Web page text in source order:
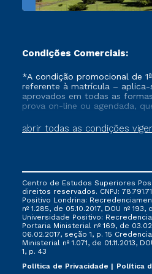
Condições Comerciais:
abrir todas as condições
*A condição promocional de
referente à matrícula – aplica-
aprovados em todas as
prova on-line ou agendada,
vigente, que ainda não
tenham cancelado ou
via FIES, Prouni e outros
não se acumula com
ofertada pela Instituição.
Centro de Estudos Superiores
direitos reservados. CNPJ:
Positivo Londrina:
nº 1.285, de 05.10.2017, DOU nº 193,
Universidade Positivo:
Portaria Ministerial nº 169, de
06.02.2017, seção 1, p. 15
Ministerial nº 1.071, de 01.11.2013,
1, p. 43
Política de Privacidade
Política